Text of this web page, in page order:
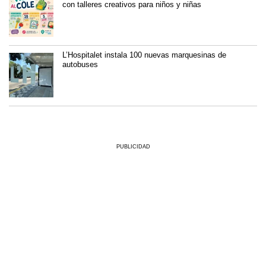
con talleres creativos para niños y niñas
L’Hospitalet instala 100 nuevas marquesinas de
autobuses
PUBLICIDAD